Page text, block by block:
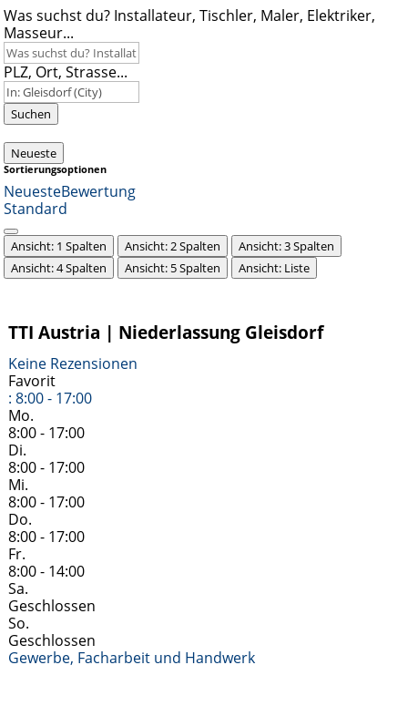
Was suchst du? Installateur, Tischler, Maler, Elektriker,
Masseur...
PLZ, Ort, Strasse...
Suchen
Neueste
Sortierungsoptionen
NeuesteBewertung
Standard
Ansicht: 1 Spalten Ansicht: 2 Spalten
Ansicht: 3 Spalten
Ansicht: 4 Spalten
Ansicht: 5 Spalten Ansicht: Liste
TTI Austria | Niederlassung Gleisdorf
Keine Rezensionen
Favorit
:8:00 - 17:00
Mo.
8:00 - 17:00
Di.
8:00 - 17:00
Mi.
8:00 - 17:00
Do.
8:00 - 17:00
Fr.
8:00 - 14:00
Sa.
Geschlossen
So.
Geschlossen
Gewerbe, Facharbeit und Handwerk